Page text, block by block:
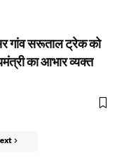
गांव सरूताल ट्रेक को
का आभार व्यक्त